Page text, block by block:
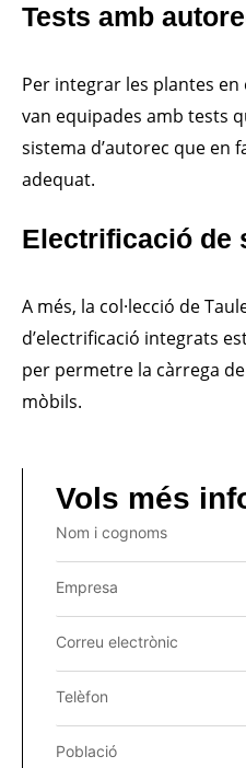
Tests amb
Per integrar les plantes
van equipades amb tests
sistema d’autorec que en
adequat.
Electrificació de
A més, la col·lecció de
d’electrificació integrats
per permetre la càrrega
mòbils.
Vols més